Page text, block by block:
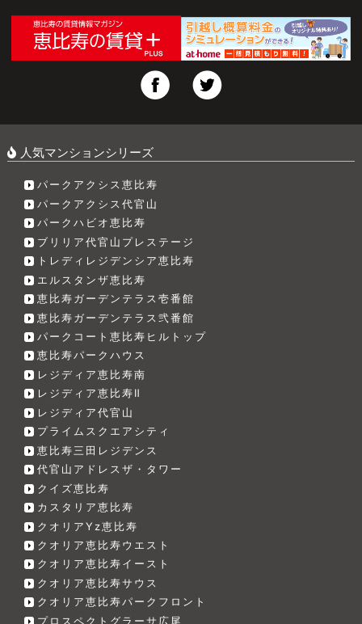
人気マンションシリーズ
パークアクシス恵比寿
パークアクシス代官山
パークハビオ恵比寿
ブリリア代官山プレステージ
トレディレジデンシア恵比寿
エルスタンザ恵比寿
恵比寿ガーデンテラス壱番館
恵比寿ガーデンテラス弐番館
パークコート恵比寿ヒルトップ
恵比寿パークハウス
レジディア恵比寿南
レジディア恵比寿Ⅱ
レジディア代官山
プライムスクエアシティ
恵比寿三田レジデンス
代官山アドレスザ・タワー
クイズ恵比寿
カスタリア恵比寿
クオリアYz恵比寿
クオリア恵比寿ウエスト
クオリア恵比寿イースト
クオリア恵比寿サウス
クオリア恵比寿パークフロント
プロスペクトグラーサ広尾